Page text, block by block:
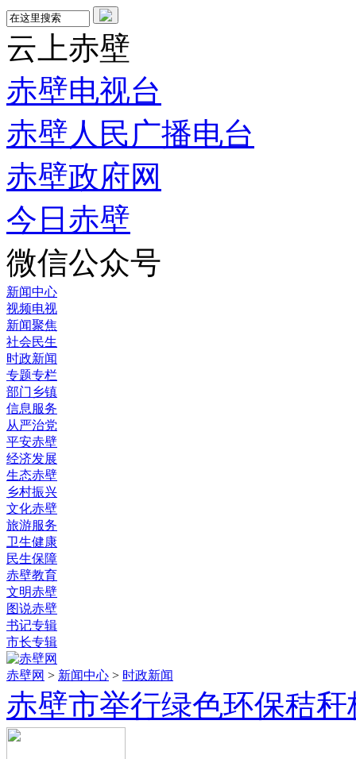
云上赤壁
赤壁电视台
赤壁人民广播电台
赤壁政府网
今日赤壁
微信公众号
新闻中心
视频电视
新闻聚焦
社会民生
时政新闻
专题专栏
部门乡镇
信息服务
从严治党
平安赤壁
经济发展
生态赤壁
乡村振兴
文化赤壁
旅游服务
卫生健康
民生保障
赤壁教育
文明赤壁
图说赤壁
书记专辑
市长专辑
赤壁网 > 新闻中心 > 时政新闻
赤壁市举行绿色环保秸